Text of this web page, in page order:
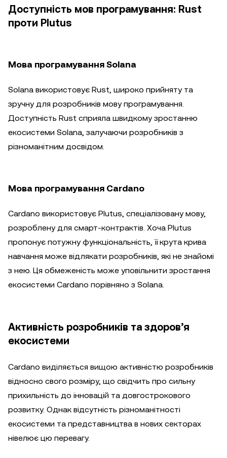
Доступність мов програмування: Rust
проти Plutus
Мова програмування Solana
Solana використовує Rust, широко прийняту та
зручну для розробників мову програмування.
Доступність Rust сприяла швидкому зростанню
екосистеми Solana, залучаючи розробників з
різноманітним досвідом.
Мова програмування Cardano
Cardano використовує Plutus, спеціалізовану мову,
розроблену для смарт-контрактів. Хоча Plutus
пропонує потужну функціональність, її крута крива
навчання може відлякати розробників, які не знайомі
з нею. Ця обмеженість може уповільнити зростання
екосистеми Cardano порівняно з Solana.
Активність розробників та здоров’я
екосистеми
Cardano виділяється вищою активністю розробників
відносно свого розміру, що свідчить про сильну
прихильність до інновацій та довгострокового
розвитку. Однак відсутність різноманітності
екосистеми та представництва в нових секторах
нівелює цю перевагу.